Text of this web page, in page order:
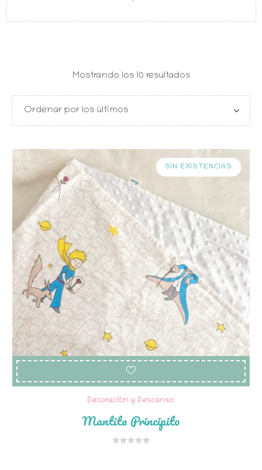
Mostrando los 10 resultadosOrdenado
SIN EXISTENCIAS
Decoración y Descanso
Mantita Principito